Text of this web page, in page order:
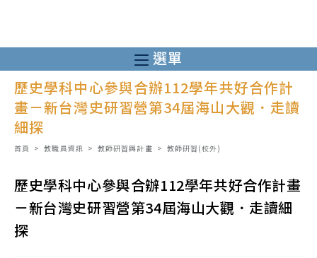
至
主
要
容
選單
歷史學科中心參與合辦112學年共好合作計
畫－新台灣史研習營第34屆海山大觀．走讀
細探
首頁 > 教職員資訊 > 教師研習與計畫 > 教師研習(校外)
歷史學科中心參與合辦112學年共好合作計畫
－新台灣史研習營第34屆海山大觀．走讀細
探